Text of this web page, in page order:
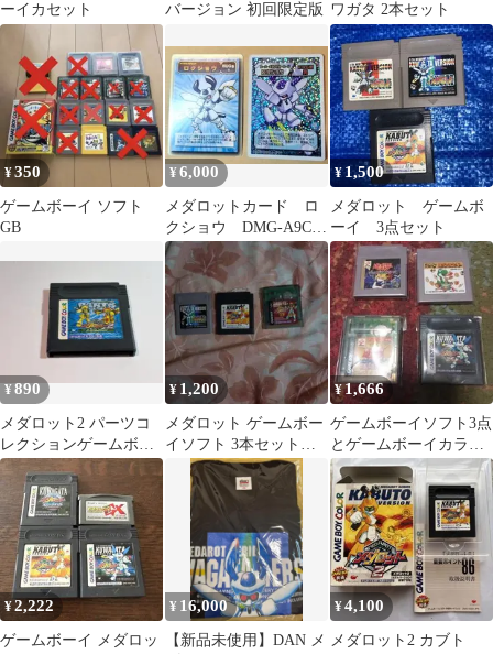
ーイカセット
バージョン 初回限定版
ワガタ 2本セット
¥350
ゲームボーイ ソフト
GB
¥6,000
メダロットカード ロ
クショウ DMG-A9CJ-
JPN 非売品 レア+ノー
マル
¥ 1,500
メダロット ゲームボ
ーイ 3点セット
¥890
メダロット2 パーツコ
レクションゲームボー
イカラー用ソフト【動
作確認済】
¥ 1,200
メダロット ゲームボー
イソフト 3本セット
起動確認済み
¥1,666
ゲームボーイソフト3点
とゲームボーイカラー
専用1点☆全てジャンク
品
¥2,222
ゲームボーイ メダロッ
¥ 16,000
【新品未使用】DAN メ
¥4,100
メダロット2 カブト